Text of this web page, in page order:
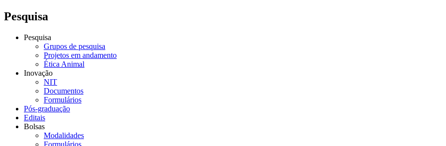
Pesquisa
Pesquisa
Grupos de pesquisa
Projetos em andamento
Ética Animal
Inovação
NIT
Documentos
Formulários
Pós-graduação
Editais
Bolsas
Modalidades
Formulários